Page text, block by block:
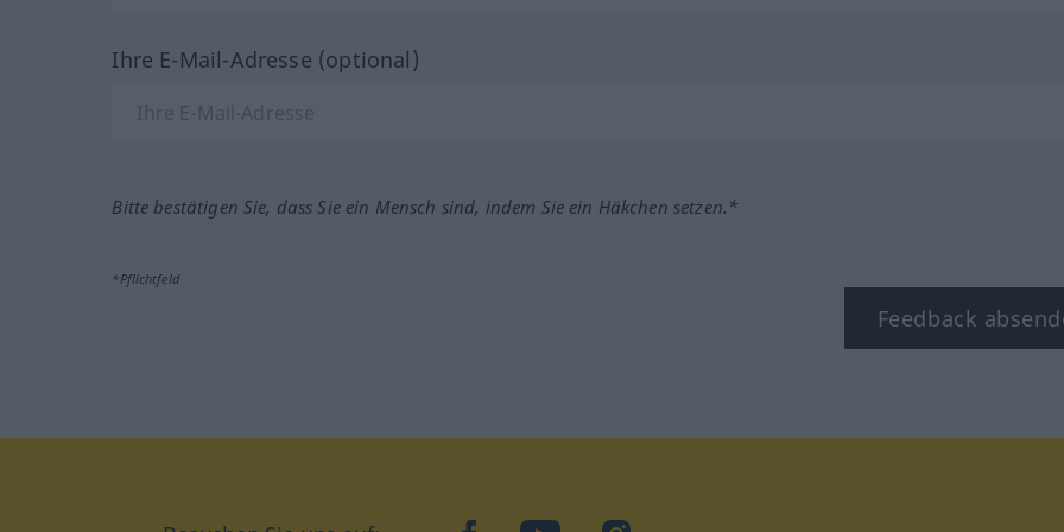
Ihre E-Mail-Adresse (optional)
Bitte bestätigen Sie, dass Sie ein Mensch sind, indem Sie ein Häkchen setzen.*
*Pflichtfeld
Feedback